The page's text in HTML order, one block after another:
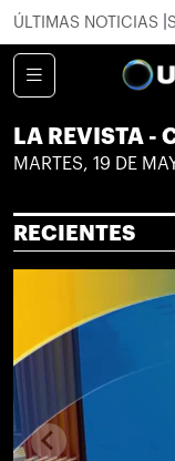
ÚLTIMAS NOTICIAS
LA REVISTA -
MARTES, 19 DE
RECIENTES